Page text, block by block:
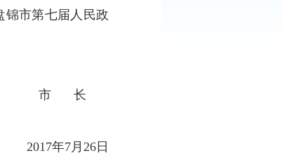
2017年6月19日盘锦市第七届人民政